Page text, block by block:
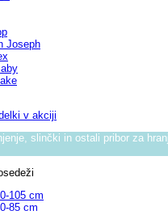
Joseph
v akciji
slinčki in ostali pribor za
105 cm
85 cm